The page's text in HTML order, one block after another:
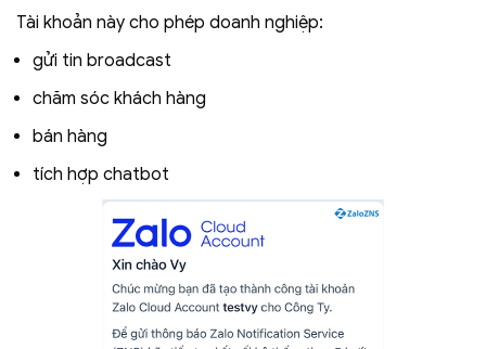
Tài khoản này cho phép doanh nghiệp:
gửi tin broadcast
chăm sóc khách hàng
bán hàng
tích hợp chatbot